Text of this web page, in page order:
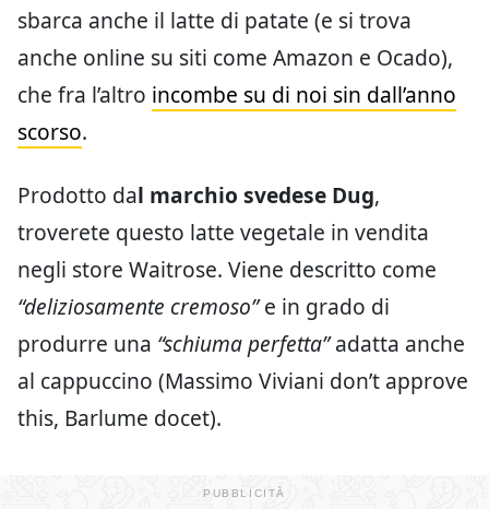
sbarca anche il latte di patate (e si trova
anche online su siti come Amazon e Ocado),
che fra l’altro incombe su di noi sin dall’anno
scorso.
Prodotto dal marchio svedese Dug,
troverete questo latte vegetale in vendita
negli store Waitrose. Viene descritto come
“deliziosamente cremoso”e in grado di
produrre una “schiuma perfetta”adatta anche
al cappuccino (Massimo Viviani don’t approve
this, Barlume docet).